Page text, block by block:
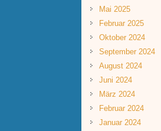
Mai 2025
Februar 2025
Oktober 2024
September 2024
August 2024
Juni 2024
März 2024
Februar 2024
Januar 2024